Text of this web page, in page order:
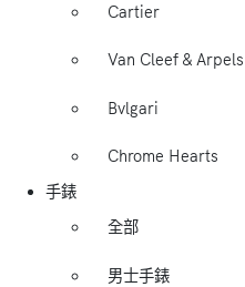
Cartier
Van Cleef & Arpels
Bvlgari
Chrome Hearts
手錶
全部
男士手錶